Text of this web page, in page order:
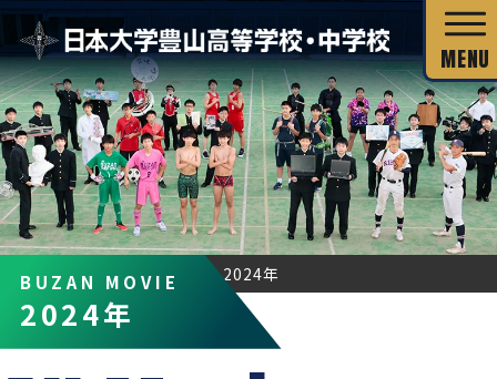
校長あいさつ
教育目標
独自の教育システム
BUZAN MOVIE
2024年
HOME BUZAN MOVIE 2024年